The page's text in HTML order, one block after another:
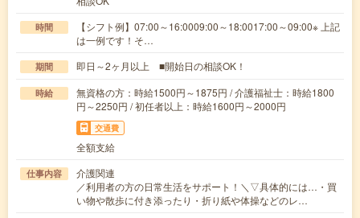
時間
【シフト例】07:00～16:0009:00～18:0017:00～09:00※ 上記
は一例です！そ…
期間 即日～2ヶ月以上 ■開始日の相談OK！
時給
無資格の方：時給1500円～1875円 / 介護福祉士：時給1800
円～2250円 / 初任者以上：時給1600円～2000円
交通費
全額支給
仕事内容
介護関連
／利用者の方の日常生活をサポート！＼▽具体的には…・買
い物や散歩に付き添ったり・折り紙や体操などのレ…